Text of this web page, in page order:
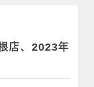
店、2023年